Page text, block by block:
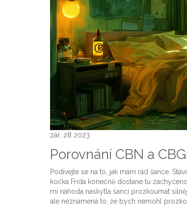
zář, 28 2023
Porovnání CBN a
Podívejte se na to, jak mám rád šance.
kočka Frida konečně dostane tu
mi náhoda naskytla šanci prozkoumat
ale neznamená to, že bych nemohl